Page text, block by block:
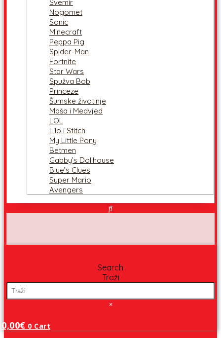
Svemir
Nogomet
Sonic
Minecraft
Peppa Pig
Spider-Man
Fortnite
Star Wars
Spužva Bob
Princeze
Šumske životinje
Maša i Medvjed
LOL
Lilo i Stitch
My Little Pony
Betmen
Gabby’s Dollhouse
Blue’s Clues
Super Mario
Avengers
Search
Traži
×
0,00€ 0 Cart